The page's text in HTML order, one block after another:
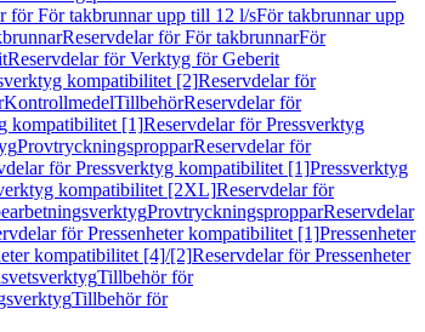
för För takbrunnar upp till 12 l/sFör takbrunnar upp
Reservdelar för För takbrunnarFör
Reservdelar för Verktyg för Geberit
kompatibilitet [2]Reservdelar för
KontrollmedelTillbehörReservdelar för
kompatibilitet [1]Reservdelar för Pressverktyg
ProvtryckningspropparReservdelar för
för Pressverktyg kompatibilitet [1]Pressverktyg
kompatibilitet [2XL]Reservdelar för
ProvtryckningspropparReservdelar
för Pressenheter kompatibilitet [1]Pressenheter
kompatibilitet [4]/[2]Reservdelar för Pressenheter
Tillbehör för
Tillbehör för